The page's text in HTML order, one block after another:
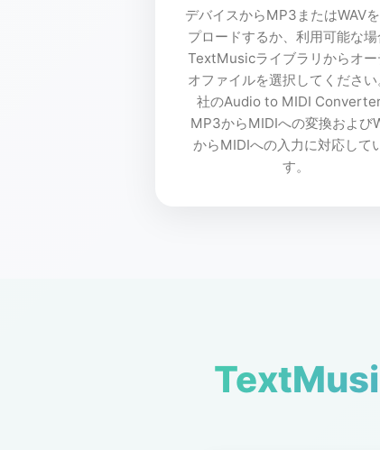
デバイスからMP3またはWAV
プロードするか、利用可能な場
TextMusicライブラリからオー
オファイルを選択してください
社のAudio to MIDI
MP3からMIDIへの変換および
からMIDIへの入力に対応して
す。